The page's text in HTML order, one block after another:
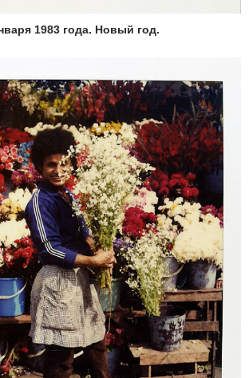
1983 года. Новый год.